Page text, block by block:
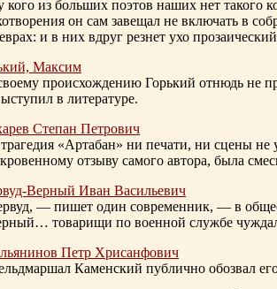
кого из больших поэтов наших нет такого
он сам завещал не включать в
и в них вдруг резнет ухо
Максим
происхождению Горький отнюдь не
в литературе.
Степан Петрович
«Артабан» ни печати, ни сцены
отзыву самого автора, была
Верный Иван Васильевич
— пишет один современник, — в
товарищи по военной службе
Петр Хрисанфович
Каменский публично обозвал